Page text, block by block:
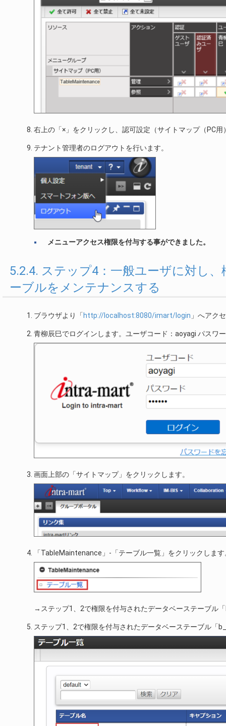
右上の「×」をクリックし、認可設定（サイトマップ（PC
テナント管理者のログアウトを行います。
メニューアクセス権限を付与する事ができました。
5.2.4. ステップ4：一般ユーザに対し
ーブルをメンテナンスする
ブラウザより「 http://localhost:8080/imart/login 」へアク
青柳辰巳でログインします。ユーザコード：aoyagi パスワ
画面上部の「サイトマップ」をクリックします。
「TableMaintenance」-「テーブル一覧」をクリックします
→ステップ1、2で権限を付与されたデータベーステーブル
ステップ1、2で権限を付与されたデータベーステーブル「